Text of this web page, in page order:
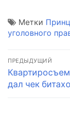
Метки
уголовного
Навигация
по
записям
ПРЕДЫДУЩИЙ
Предыдущая
запись:
дал чек